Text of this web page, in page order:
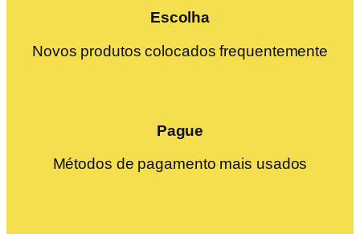
Escolha
Novos produtos colocados frequentemente
Pague
Métodos de pagamento mais usados